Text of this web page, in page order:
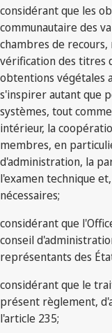
considérant que les
communautaire des
chambres de
vérification des titres
obtentions végétales
s'inspirer autant que
systèmes, tout
intérieur, la
membres, en
d'administration, la
l'examen technique
nécessaires;
considérant que
conseil
représentants des
considérant que le
présent règlement,
l'article 235;